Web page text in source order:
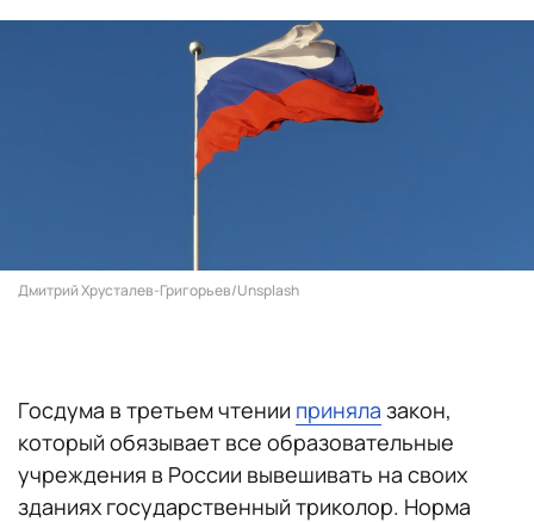
Дмитрий Хрусталев-Григорьев/Unsplash
Госдума в третьем чтении приняла закон,
который обязывает все образовательные
учреждения в России вывешивать на своих
зданиях государственный триколор. Норма